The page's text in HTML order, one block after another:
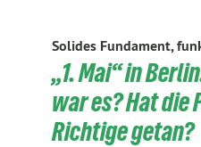
Solides Fundament,
„1. Mai“ in
war es? Hat die
Richtige getan?